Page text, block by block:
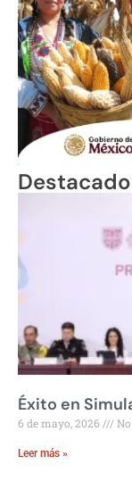
Éxito en
6 de mayo, 2026
Leer más »